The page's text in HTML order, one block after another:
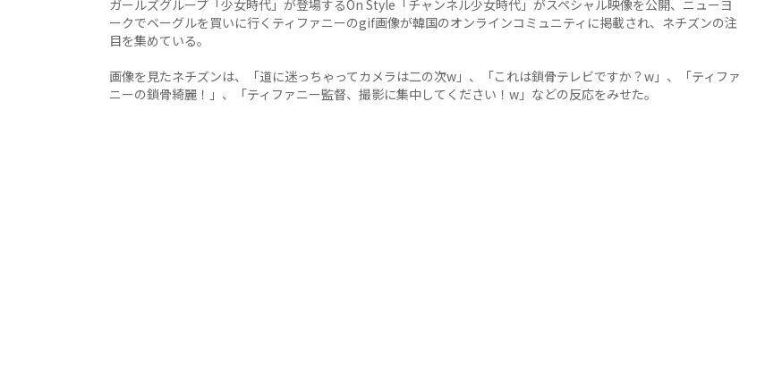
ガールズグループ「少女時代」が登場するOn Style「チャンネル少女時代」がスペシャル映像を公開、ニューヨ
ークでベーグルを買いに行くティファニーのgif画像が韓国のオンラインコミュニティに掲載され、ネチズンの注
目を集めている。
画像を見たネチズンは、「道に迷っちゃってカメラは二の次w」、「これは鎖骨テレビですか？w」、「ティファ
ニーの鎖骨綺麗！」、「ティファニー監督、撮影に集中してください！w」などの反応をみせた。